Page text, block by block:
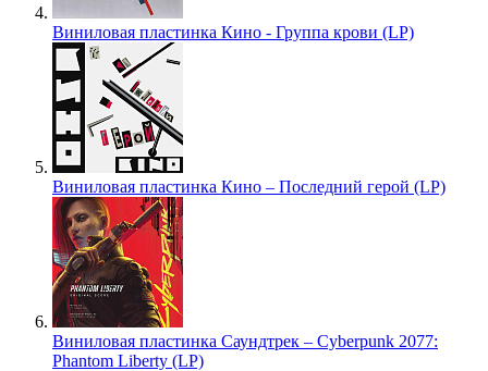
Виниловая пластинка Кино - Группа крови (LP)
Виниловая пластинка Кино – Последний герой (LP)
Виниловая пластинка Саундтрек – Cyberpunk 2077:
Phantom Liberty (LP)